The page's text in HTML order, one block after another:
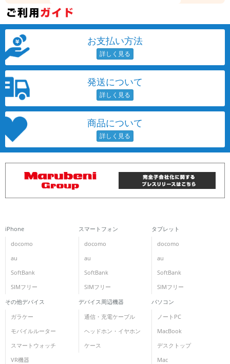
お支払い方法
発送について
商品について
iPhone
docomo
au
SoftBank
SIMフリー
スマートフォン
docomo
au
SoftBank
SIMフリー
タブレット
docomo
au
SoftBank
SIMフリー
その他デバイス
ガラケー
モバイルルーター
スマートウォッチ
VR機器
デバイス周辺機器
通信・充電ケーブル
ヘッドホン・イヤホン
ケース
パソコン
ノートPC
MacBook
デスクトップ
Mac